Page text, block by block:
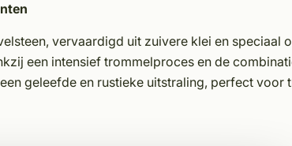
vervaardigd uit zuivere klei en speciaal
een intensief trommelproces en de
geleefde en rustieke uitstraling, perfect voor